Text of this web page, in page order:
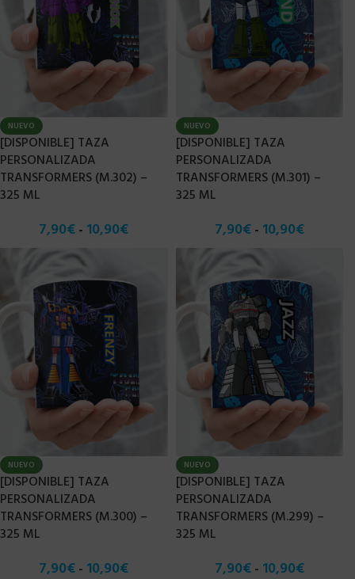
NUEVO
[DISPONIBLE] TAZA
PERSONALIZADA
TRANSFORMERS (M.302) –
325 ML
7,90€- 10,90€
NUEVO
[DISPONIBLE] TAZA
PERSONALIZADA
TRANSFORMERS (M.301) –
325 ML
7,90€ - 10,90€
NUEVO
[DISPONIBLE] TAZA
PERSONALIZADA
TRANSFORMERS (M.300) –
325 ML
7,90€- 10,90€
NUEVO
[DISPONIBLE] TAZA
PERSONALIZADA
TRANSFORMERS (M.299) –
325 ML
7,90€ - 10,90€